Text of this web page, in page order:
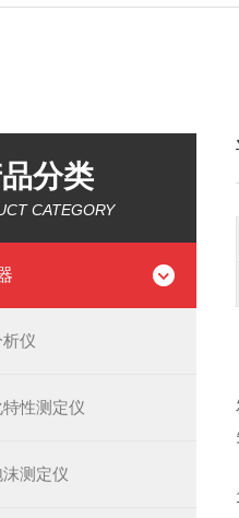
分类
CATEGORY
仪
性测定仪
测定仪